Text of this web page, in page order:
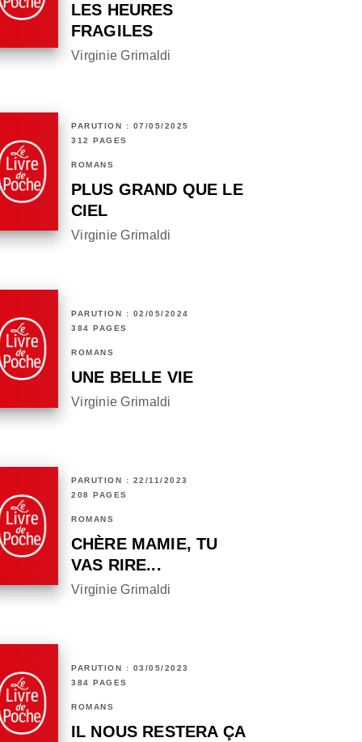
LES HEURES
FRAGILES
Virginie Grimaldi
PARUTION : 07/05/2025
312 PAGES
ROMANS
PLUS GRAND QUE LE
CIEL
Virginie Grimaldi
PARUTION : 02/05/2024
384 PAGES
ROMANS
UNE BELLE VIE
Virginie Grimaldi
PARUTION : 22/11/2023
208 PAGES
ROMANS
CHÈRE MAMIE, TU
VAS RIRE...
Virginie Grimaldi
PARUTION : 03/05/2023
384 PAGES
ROMANS
IL NOUS RESTERA ÇA